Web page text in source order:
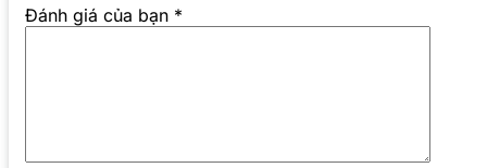
Đánh giá của bạn *